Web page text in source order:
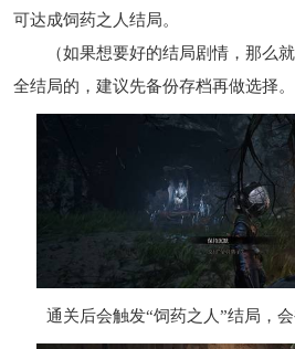
可达成饲药之人结局。
（如果想要好的结局剧情，那么
全结局的，建议先备份存档再做选择。
通关后会触发“饲药之人”结局，会